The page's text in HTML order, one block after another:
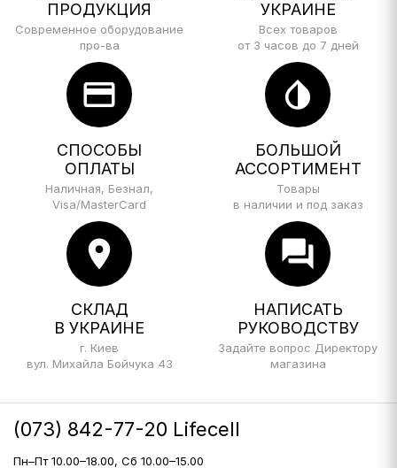
ПРОДУКЦИЯ
Современное оборудование
про-ва
УКРАИНЕ
Всех товаров
от 3 часов до 7 дней
credit_card
СПОСОБЫ
ОПЛАТЫ
Наличная, Безнал,
Visa/MasterCard
invert_colors
БОЛЬШОЙ
АССОРТИМЕНТ
Товары
в наличии и под заказ
location_on
СКЛАД
В УКРАИНЕ
г. Киев
вул. Михайла Бойчука 43
forum
НАПИСАТЬ
РУКОВОДСТВУ
Задайте вопрос Директору
магазина
(073) 842-77-20 Lifecell
Пн–Пт 10.00–18.00, Сб 10.00–15.00